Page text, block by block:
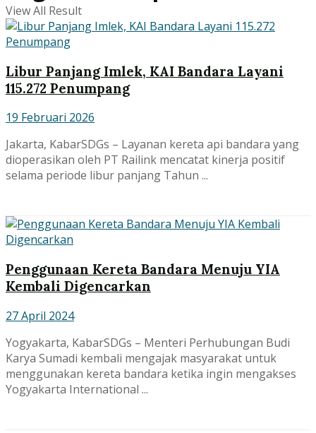
View All Result
Libur Panjang Imlek, KAI Bandara Layani
115.272 Penumpang
19 Februari 2026
Jakarta, KabarSDGs – Layanan kereta api bandara yang
dioperasikan oleh PT Railink mencatat kinerja positif
selama periode libur panjang Tahun ...
Penggunaan Kereta Bandara Menuju YIA
Kembali Digencarkan
27 April 2024
Yogyakarta, KabarSDGs – Menteri Perhubungan Budi
Karya Sumadi kembali mengajak masyarakat untuk
menggunakan kereta bandara ketika ingin mengakses
Yogyakarta International ...